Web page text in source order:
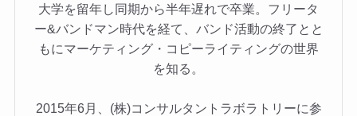
大学を留年し同期から半年遅れで卒業。フリータ
ー&バンドマン時代を経て、バンド活動の終了とと
もにマーケティング・コピーライティングの世界
を知る。
2015年6月、(株)コンサルタントラボラトリーに参